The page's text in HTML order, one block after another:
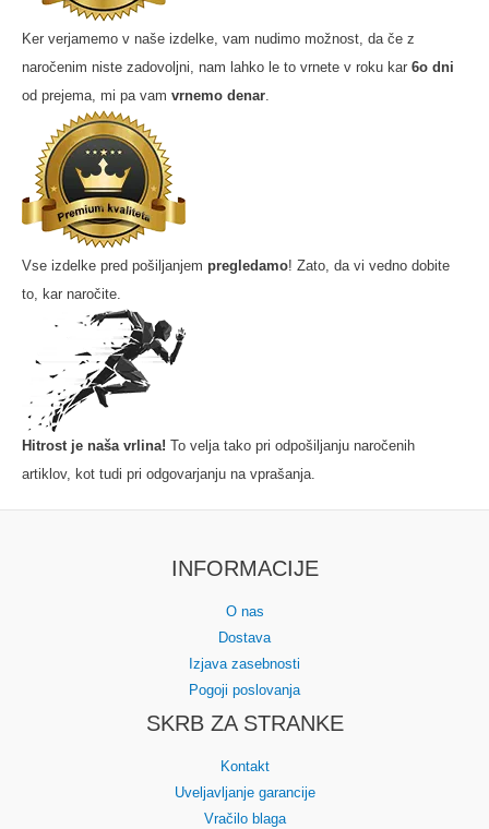
Ker verjamemo v naše izdelke, vam nudimo možnost, da če z
naročenim niste zadovoljni, nam lahko le to vrnete v roku kar 6o dni
od prejema, mi pa vam vrnemo denar
Vse izdelke pred pošiljanjem pregledamo! Zato, da vi vedno dobite
to, kar naročite.
Hitrost je naša vrlina! To velja tako pri odpošiljanju naročenih
artiklov, kot tudi pri odgovarjanju na vprašanja.
INFORMACIJE
O nas
Dostava
Izjava zasebnosti
Pogoji poslovanja
SKRB ZA STRANKE
Kontakt
Uveljavljanje garancije
Vračilo blaga